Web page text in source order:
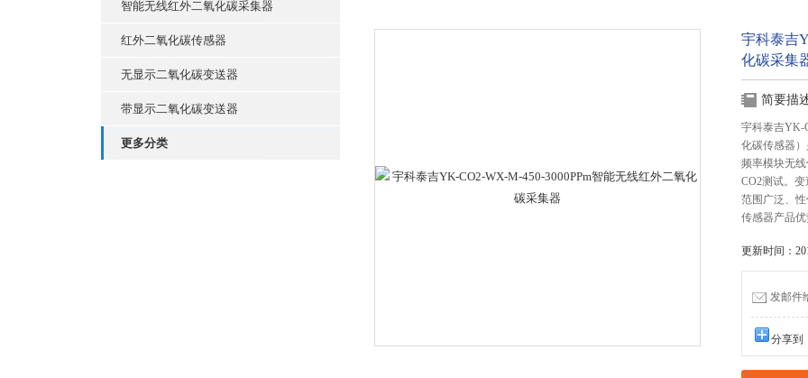
智能无线红外二氧化碳采集器
红外二氧化碳传感器
无显示二氧化碳变送器
带显示二氧化碳变送器
更多分类
宇科泰吉
化碳采集
简要描
宇科泰吉YK-
化碳传感器
频率模块无
CO2测试。
范围广泛、
传感器产品
更新时间：
发邮件
分享到